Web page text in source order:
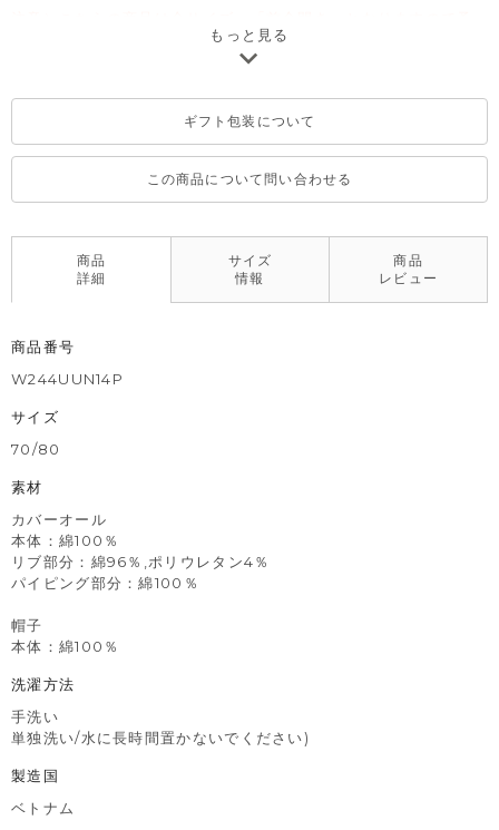
もっと見る
ギフト包装について
この商品について問い合わせる
商品
詳細
サイズ
情報
商品
レビュー
商品番号
W244UUN14P
サイズ
70/80
素材
カバーオール
本体：綿100％
リブ部分：綿96％,ポリウレタン4％
パイピング部分：綿100％
帽子
本体：綿100％
洗濯方法
手洗い
単独洗い/水に長時間置かないでください)
製造国
ベトナム